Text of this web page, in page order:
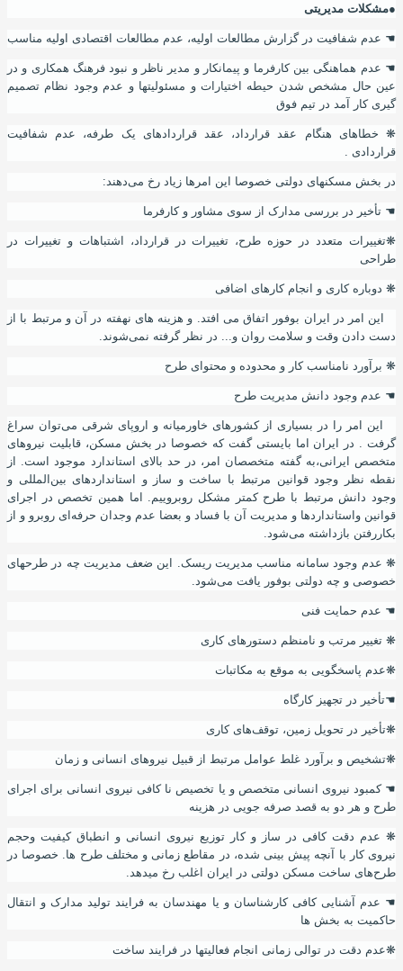
●مشکلات مدیریتی
☚ عدم شفافیت در گزارش مطالعات اولیه، عدم مطالعات اقتصادی اولیه مناسب
☚ عدم هماهنگی بین کارفرما و پیمانکار و مدیر ناظر و نبود فرهنگ همکاری و در
عین حال مشخص شدن حیطه اختیارات و مسئولیتها و عدم وجود نظام تصمیم
گیری کار آمد در تیم فوق
❋ خطاهای هنگام عقد قرارداد، عقد قراردادهای یک طرفه، عدم شفافیت
قراردادی .
در بخش مسکنهای دولتی خصوصا این امرها زیاد رخ می‌دهند :
☚ تأخیر در بررسی مدارک از سوی مشاور و کارفرما
❋تغییرات متعدد در حوزه طرح، تغییرات در قرارداد ، اشتباهات و تغییرات در
طراحی
❋ دوباره کاری و انجام کارهای اضافی
این امر در ایران بوفور اتفاق می افتد. و هزینه های نهفته در آن و مرتبط با از
دست دادن وقت و سلامت روان و... در نظر گرفته نمی‌شوند.
❋ برآورد نامناسب کار و محدوده و محتوای طرح
☚ عدم وجود دانش مدیریت طرح
این امر را در بسیاری از کشورهای خاورمیانه و اروپای شرقی می‌توان سراغ
گرفت . در ایران اما بایستی گفت که خصوصا در بخش مسکن، قابلیت نیروهای
متخصص ایرانی،به گفته متخصصان امر ، در حد بالای استاندارد موجود است. از
نقطه نظر وجود قوانین مرتبط با ساخت و ساز و استانداردهای بین‌المللی و
وجود دانش مرتبط با طرح کمتر مشکل روبروییم. اما همین تخصص در اجرای
قوانین واستانداردها و مدیریت آن با فساد و بعضا عدم وجدان حرفه‌ای روبرو و از
بکاررفتن بازداشته می‌شود.
❋ عدم وجود سامانه مناسب مدیریت ریسک. این ضعف مدیریت چه در طرحهای
خصوصی و چه دولتی بوفور یافت می‌شود.
☚ عدم حمایت فنی
❋ تغییر مرتب و نامنظم دستورهای کاری
❋عدم پاسخگویی به موقع به مکاتبات
☚تأخیر در تجهیز کارگاه
❋تأخیر در تحویل زمین، توقف‌های کاری
❋تشخیص و برآورد غلط عوامل مرتبط از قبیل نیروهای انسانی و زمان
☚کمبود نیروی انسانی متخصص و یا تخصیص نا کافی نیروی انسانی برای اجرای
طرح و هر دو به قصد صرفه جویی در هزینه
❋ عدم دقت کافی در ساز و کار توزیع نیروی انسانی و انطباق کیفیت وحجم
نیروی کار با آنچه پیش بینی شده، در مقاطع زمانی و مختلف طرح ها. خصوصا در
طرح‌های ساخت مسکن دولتی در ایران اغلب رخ میدهد.
☚ عدم آشنایی کافی کارشناسان و یا مهندسان به فرایند تولید مدارک و انتقال
حاکمیت به بخش ها
❋عدم دقت در توالی زمانی انجام فعالیتها در فرایند ساخت